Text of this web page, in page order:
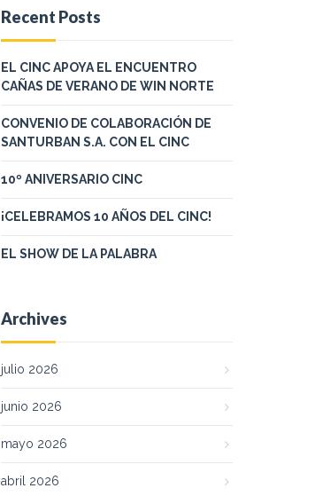
Recent Posts
EL CINC APOYA EL ENCUENTRO
CAÑAS DE VERANO DE WIN NORTE
CONVENIO DE COLABORACIÓN DE
SANTURBAN S.A. CON EL CINC
10º ANIVERSARIO CINC
¡CELEBRAMOS 10 AÑOS DEL CINC!
EL SHOW DE LA PALABRA
Archives
julio 2026
junio 2026
mayo 2026
abril 2026